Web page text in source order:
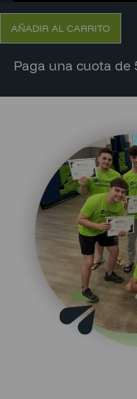
AÑADIR AL CARRITO
Paga una cuota de